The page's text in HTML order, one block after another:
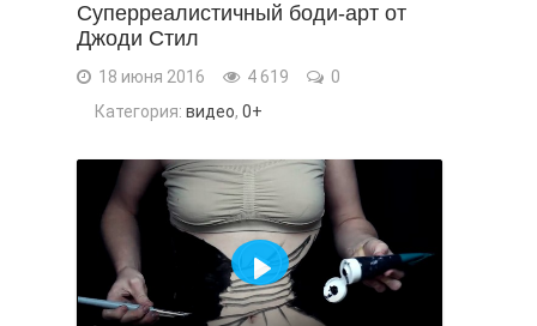
Суперреалистичный боди-арт от
Джоди Стил
18 июня 2016 4 619
0
Категория: видео, 0+
Воспроизвести